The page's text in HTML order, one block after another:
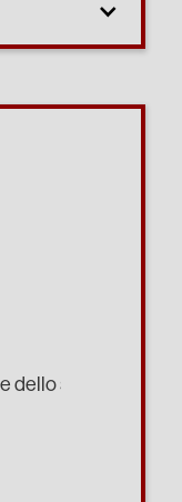
dello sviluppo di